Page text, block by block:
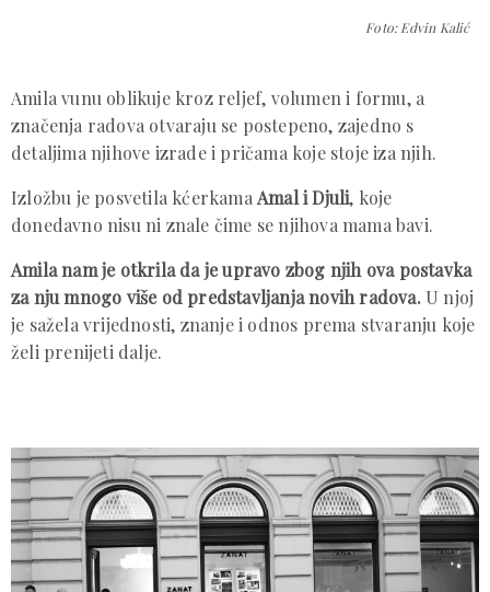
Foto: Edvin Kalić
Amila vunu oblikuje kroz reljef, volumen i formu, a
značenja radova otvaraju se postepeno, zajedno s
detaljima njihove izrade i pričama koje stoje iza njih.
Izložbu je posvetila kćerkama Amal i Djuli, koje
donedavno nisu ni znale čime se njihova mama bavi.
Amila nam je otkrila da je upravo zbog njih ova postavka
za nju mnogo više od predstavljanja novih radova.U njoj
je sažela vrijednosti, znanje i odnos prema stvaranju koje
želi prenijeti dalje.